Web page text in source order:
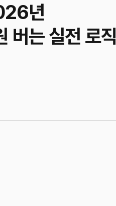
년
버는 실전 로직